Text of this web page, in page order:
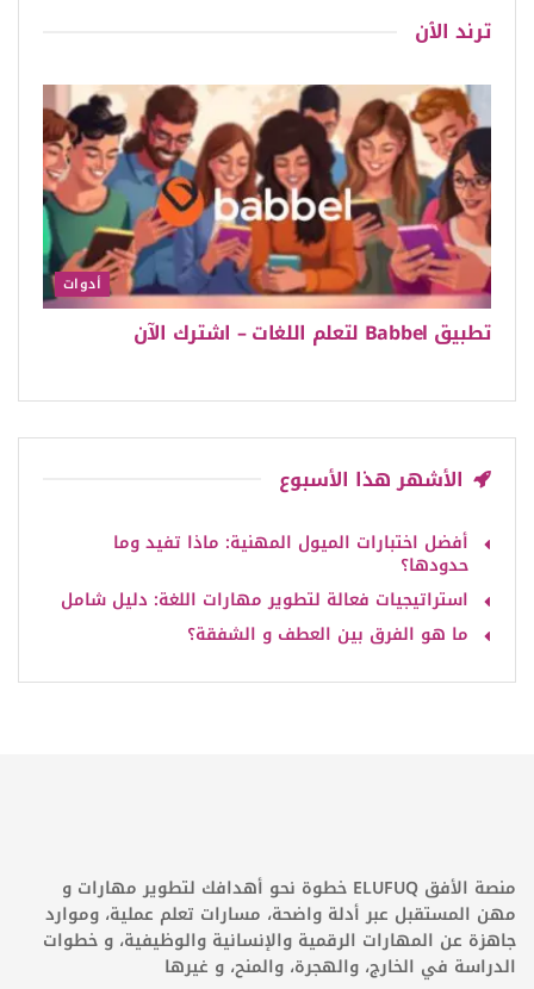
ترند الٱن
أدوات
تطبيق Babbel لتعلم اللغات – اشترك الآن
الأشهر هذا الأسبوع
أفضل اختبارات الميول المهنية: ماذا تفيد وما
حدودها؟
استراتيجيات فعالة لتطوير مهارات اللغة: دليل شامل
ما هو الفرق بين العطف و الشفقة؟
منصة الأفق ELUFUQ خطوة نحو أهدافك لتطوير مهارات و
مهن المستقبل عبر أدلة واضحة، مسارات تعلم عملية، وموارد
جاهزة عن المهارات الرقمية والإنسانية والوظيفية، و خطوات
الدراسة في الخارج، والهجرة، والمنح، و غيرها